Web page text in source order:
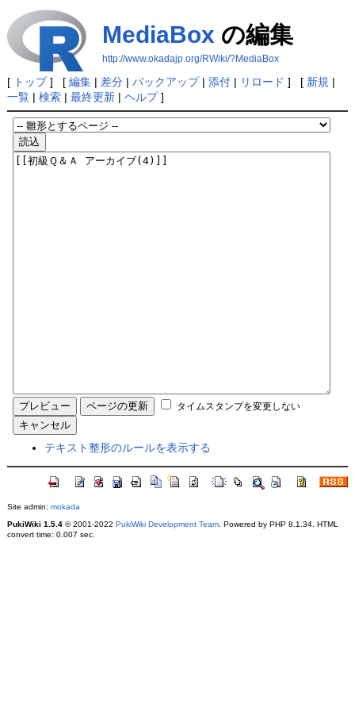
MediaBox の編集
http://www.okadajp.org/RWiki/?MediaBox
[ トップ] [ 編集| 差分| バックアップ| 添付| リロード ] [ 新規 |
一覧| 検索| 最終更新| ヘルプ]
タイムスタンプを変更しない
テキスト整形のルールを表示する
Site admin: mokada
PukiWiki 1.5.4© 2001-2022 PukiWiki Development Team. Powered by PHP 8.1.34. HTML
convert time: 0.007 sec.